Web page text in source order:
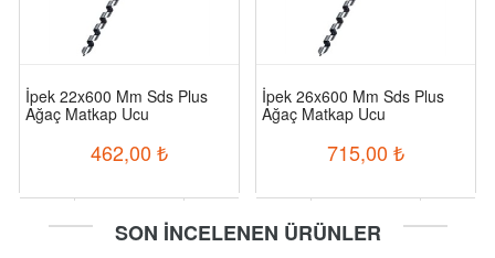
İpek 22x600 Mm Sds Plus
Ağaç Matkap Ucu
462,00 ₺
İpek 26x600 Mm Sds Plus
Ağaç Matkap Ucu
715,00 ₺
SON İNCELENEN ÜRÜNLER